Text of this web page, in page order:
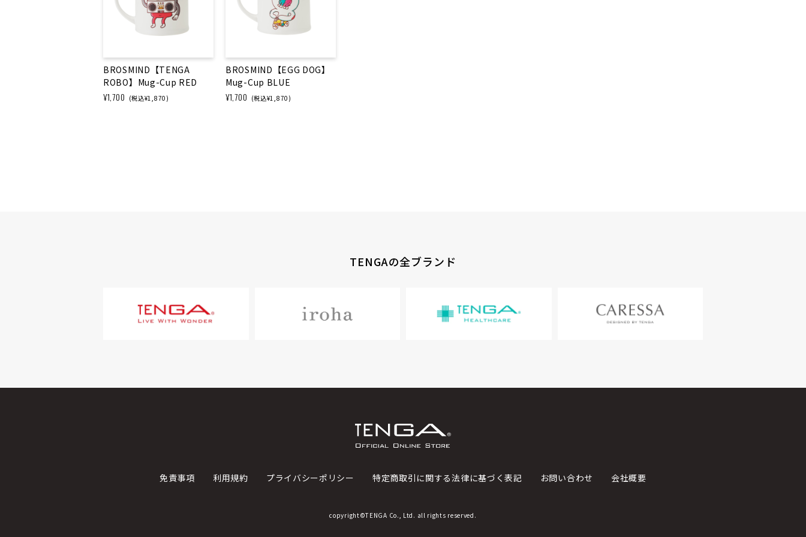
BROSMIND【TENGA
ROBO】Mug-Cup RED
¥1,700 (税込¥1,870)
BROSMIND【EGG DOG】
Mug-Cup BLUE
¥1,700 (税込¥1,870)
TENGAの全ブランド
免責事項 利用規約 プライバシーポリシー 特定商取引に関する法律に基づく表記 お問い合わせ 会社概要
copyright©TENGA Co., Ltd. all rights reserved.